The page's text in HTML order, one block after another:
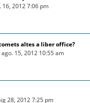
16, 2012 7:06 pm
altes a liber office?
ago. 15, 2012 10:55 am
28, 2012 7:25 pm